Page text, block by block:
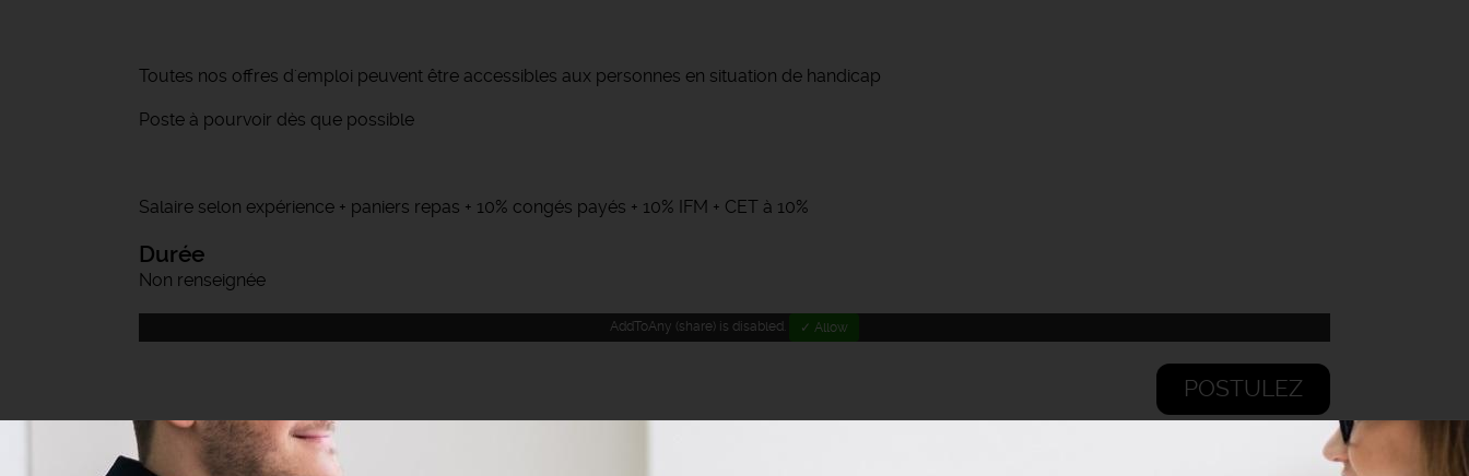
Toutes nos offres d'emploi peuvent être accessibles aux personnes en situation de handicap
Poste à pourvoir dès que possible
Salaire selon expérience + paniers repas + 10% congés payés + 10% IFM + CET à 10%
Durée
Non renseignée
AddToAny (share) is disabled. ✓ Allow
POSTULEZ